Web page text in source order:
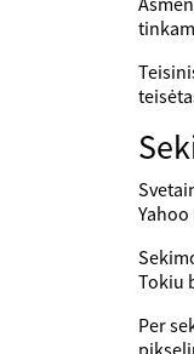
Tokiu
Per